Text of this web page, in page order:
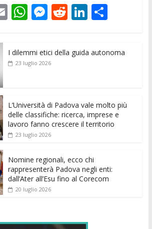
E
m
l
W
h
s
p
M
e
e
er
R
e
di
Li
n
e
C
di
I dilemmi etici della guida autonoma
23 luglio 2026
L’Università di Padova vale molto più
delle classifiche: ricerca, imprese e
lavoro fanno crescere il territorio
23 luglio 2026
Nomine regionali, ecco chi
rappresenterà Padova negli enti:
dall’Ater all’Esu fino al Corecom
20 luglio 2026